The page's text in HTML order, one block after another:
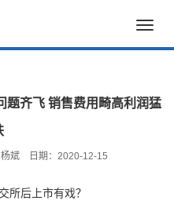
题齐飞 销售费用畸高利润猛
斌 日期：2020-12-15
所后上市有戏？